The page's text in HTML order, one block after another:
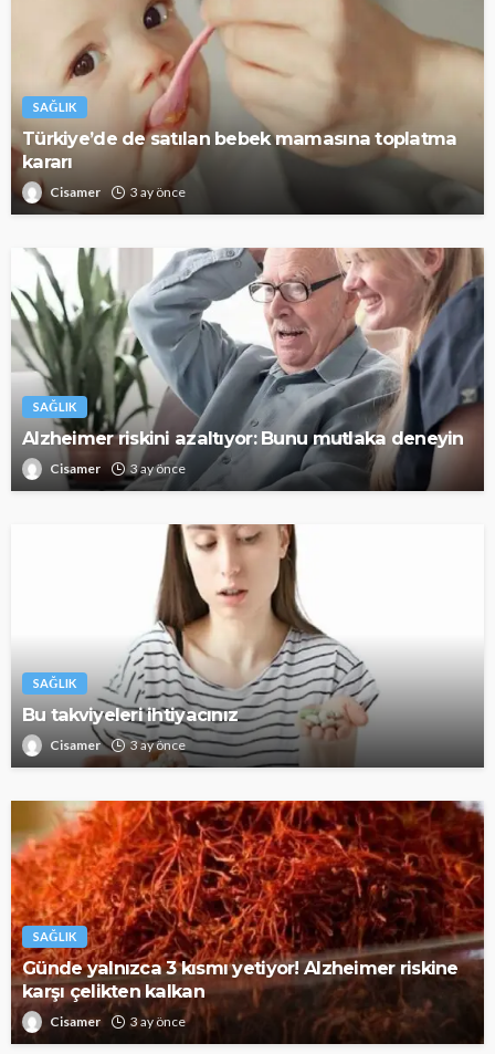
SAĞLIK
Türkiye’de de satılan bebek mamasına toplatma
kararı
Cisamer 3 ay önce
SAĞLIK
Alzheimer riskini azaltıyor: Bunu mutlaka deneyin
Cisamer 3 ay önce
SAĞLIK
Bu takviyeleri ihtiyacınız
Cisamer 3 ay önce
SAĞLIK
Günde yalnızca 3 kısmı yetiyor! Alzheimer riskine
karşı çelikten kalkan
Cisamer 3 ay önce